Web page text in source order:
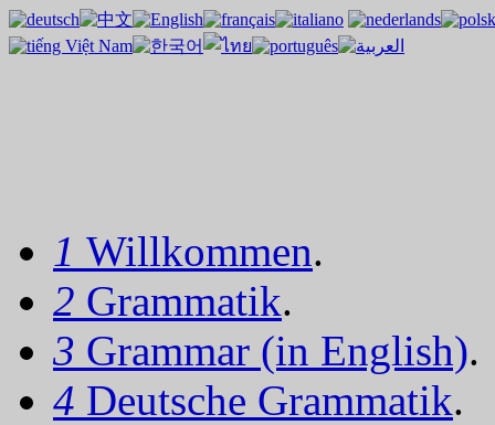
1 Willkommen.
2 Grammatik.
3 Grammar (in English).
4 Deutsche Grammatik.